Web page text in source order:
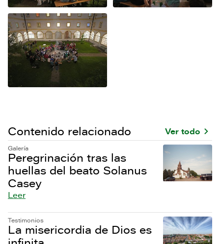
Contenido relacionado Ver todo
Galería
Peregrinación tras las
huellas del beato Solanus
Casey
Leer
Testimonios
La misericordia de Dios es